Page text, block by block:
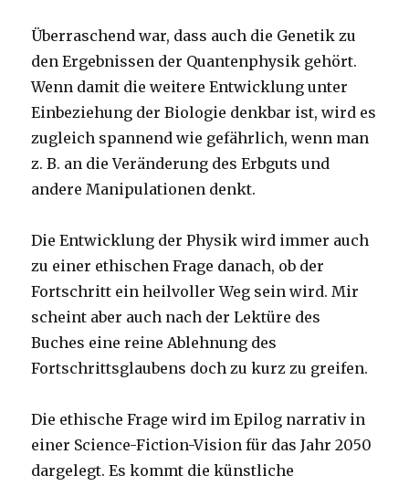
Überraschend war, dass auch die Genetik zu
den Ergebnissen der Quantenphysik gehört.
Wenn damit die weitere Entwicklung unter
Einbeziehung der Biologie denkbar ist, wird es
zugleich spannend wie gefährlich, wenn man
z. B. an die Veränderung des Erbguts und
andere Manipulationen denkt.
Die Entwicklung der Physik wird immer auch
zu einer ethischen Frage danach, ob der
Fortschritt ein heilvoller Weg sein wird. Mir
scheint aber auch nach der Lektüre des
Buches eine reine Ablehnung des
Fortschrittsglaubens doch zu kurz zu greifen.
Die ethische Frage wird im Epilog narrativ in
einer Science-Fiction-Vision für das Jahr 2050
dargelegt. Es kommt die künstliche